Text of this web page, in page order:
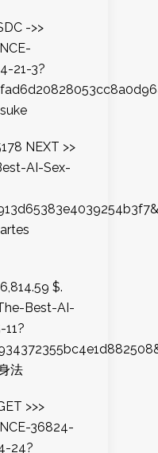
->>
21-3?
NEXT >>
AI-Sex-
$.
Best-AI-
法
>>>
36824-
24?